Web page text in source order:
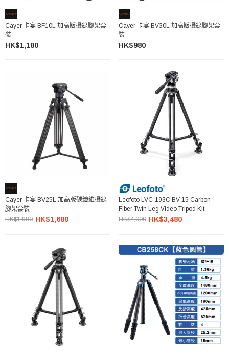
Cayer 卡宴 BF10L 加高版攝錄腳架套
裝
HK$1,180
Cayer 卡宴 BV30L 加高版攝錄腳架套
裝
HK$980
Cayer 卡宴 BV25L 加高版碳纖維攝錄
腳架套裝
HK$1,980 HK$1,680
Leofoto LVC-193C BV-15 Carbon
Fiber Twin Leg Video Tripod Kit
HK$4,000 HK$3,480